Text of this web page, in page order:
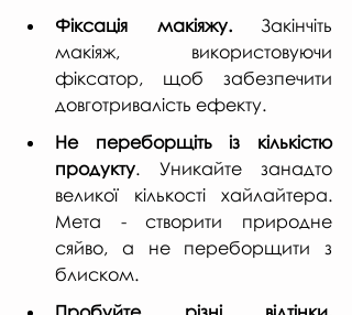
Фіксація макіяжу. Закінчіть
макіяж, використовуючи
фіксатор, щоб забезпечити
довготривалість ефекту.
Не переборщіть із кількістю
продукту. Уникайте занадто
великої кількості хайлайтера.
Мета - створити природне
сяйво, а не переборщити з
блиском.